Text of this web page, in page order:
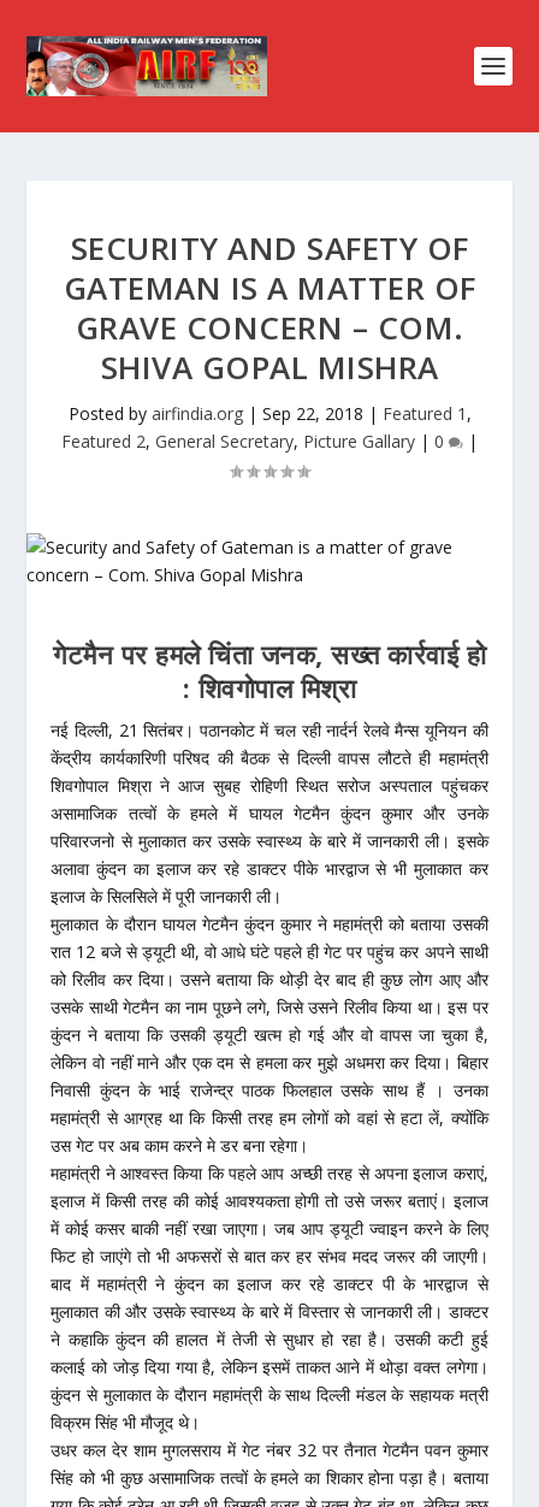
SECURITY AND SAFETY OF
GATEMAN IS A MATTER OF
GRAVE CONCERN – COM.
SHIVA GOPAL MISHRA
Posted by airfindia.org| Sep 22, 2018 | Featured 1 ,
Featured 2, General Secretary, Picture Gallary | 0 |
गेटमैन पर हमले चिंता जनक, सख्त कार्रवाई हो
: शिवगोपाल मिश्रा
नई दिल्ली, 21 सितंबर। पठानकोट में चल रही नार्दर्न रेलवे मैन्स यूनियन की
केंद्रीय कार्यकारिणी परिषद की बैठक से दिल्ली वापस लौटते ही महामंत्री
शिवगोपाल मिश्रा ने आज सुबह रोहिणी स्थित सरोज अस्पताल पहुंचकर
असामाजिक तत्वों के हमले में घायल गेटमैन कुंदन कुमार और उनके
परिवारजनो से मुलाकात कर उसके स्वास्थ्य के बारे में जानकारी ली। इसके
अलावा कुंदन का इलाज कर रहे डाक्टर पीके भारद्वाज से भी मुलाकात कर
इलाज के सिलसिले में पूरी जानकारी ली।
मुलाकात के दौरान घायल गेटमैन कुंदन कुमार ने महामंत्री को बताया उसकी
रात 12 बजे से ड्यूटी थी, वो आधे घंटे पहले ही गेट पर पहुंच कर अपने साथी
को रिलीव कर दिया। उसने बताया कि थोड़ी देर बाद ही कुछ लोग आए और
उसके साथी गेटमैन का नाम पूछने लगे, जिसे उसने रिलीव किया था। इस पर
कुंदन ने बताया कि उसकी ड्यूटी खत्म हो गई और वो वापस जा चुका है,
लेकिन वो नहीं माने और एक दम से हमला कर मुझे अधमरा कर दिया। बिहार
निवासी कुंदन के भाई राजेन्द्र पाठक फिलहाल उसके साथ हैं । उनका
महामंत्री से आग्रह था कि किसी तरह हम लोगों को वहां से हटा लें, क्योंकि
उस गेट पर अब काम करने मे डर बना रहेगा।
महामंत्री ने आश्वस्त किया कि पहले आप अच्छी तरह से अपना इलाज कराएं,
इलाज में किसी तरह की कोई आवश्यकता होगी तो उसे जरूर बताएं। इलाज
में कोई कसर बाकी नहीं रखा जाएगा। जब आप ड्यूटी ज्वाइन करने के लिए
फिट हो जाएंगे तो भी अफसरों से बात कर हर संभव मदद जरूर की जाएगी।
बाद में महामंत्री ने कुंदन का इलाज कर रहे डाक्टर पी के भारद्वाज से
मुलाकात की और उसके स्वास्थ्य के बारे में विस्तार से जानकारी ली। डाक्टर
ने कहाकि कुंदन की हालत में तेजी से सुधार हो रहा है। उसकी कटी हुई
कलाई को जोड़ दिया गया है, लेकिन इसमें ताकत आने में थोड़ा वक्त लगेगा।
कुंदन से मुलाकात के दौरान महामंत्री के साथ दिल्ली मंडल के सहायक मत्री
विक्रम सिंह भी मौजूद थे।
उधर कल देर शाम मुगलसराय में गेट नंबर 32 पर तैनात गेटमैन पवन कुमार
सिंह को भी कुछ असामाजिक तत्वों के हमले का शिकार होना पड़ा है। बताया